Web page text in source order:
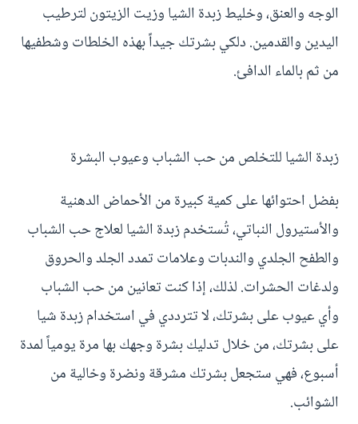
الوجه والعنق، وخليط زبدة الشيا وزيت الزيتون لترطيب
اليدين والقدمين. دلكي بشرتك جيداً بهذه الخلطات وشطفيها
من ثم بالماء الدافئ.
زبدة الشيا للتخلص من حب الشباب وعيوب البشرة
بفضل احتوائها على كمية كبيرة من الأحماض الدهنية
والأستيرول النباتي، تُستخدم زبدة الشيا لعلاج حب الشباب
والطفح الجلدي والندبات وعلامات تمدد الجلد والحروق
ولدغات الحشرات. لذلك، إذا كنت تعانين من حب الشباب
وأي عيوب على بشرتك، لا تترددي في استخدام زبدة شيا
على بشرتك، من خلال تدليك بشرة وجهك بها مرة يومياً لمدة
أسبوع، فهي ستجعل بشرتك مشرقة ونضرة وخالية من
الشوائب.